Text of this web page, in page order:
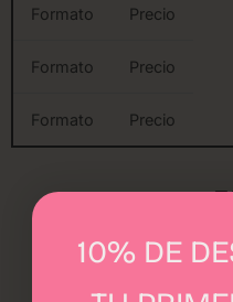
Formato Precio
Formato Precio
Formato Precio
10% DE